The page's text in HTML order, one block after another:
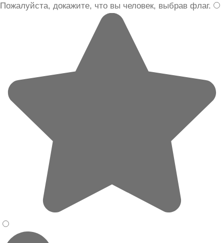
Пожалуйста, докажите, что вы человек, выбрав флаг.